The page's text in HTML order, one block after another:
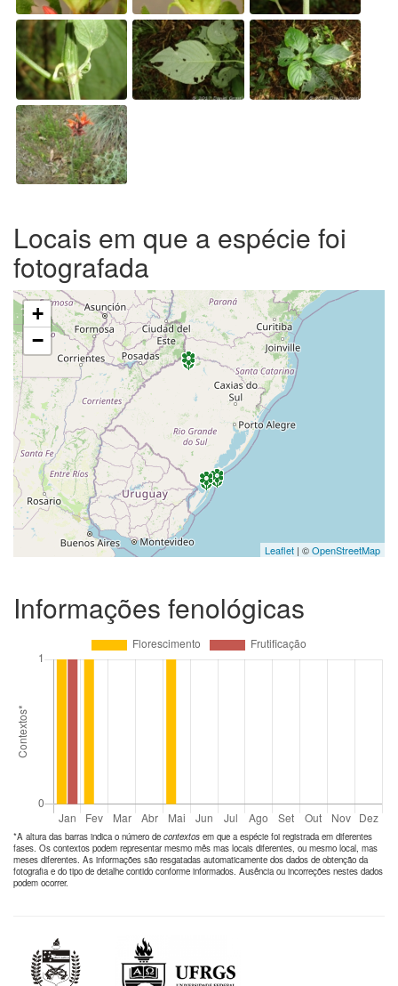
Locais em que a espécie foi
fotografada
+
−
Leaflet | ©OpenStreetMap
Informações fenológicas
*A altura das barras indica o número de contextos em que a espécie foi registrada em diferentes
fases. Os contextos podem representar mesmo mês mas locais diferentes, ou mesmo local, mas
meses diferentes. As informações são resgatadas automaticamente dos dados de obtenção da
fotografia e do tipo de detalhe contido conforme informados. Ausência ou incorreções nestes dados
podem ocorrer.